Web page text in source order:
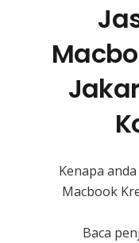
Kenapa
Macbook
Baca